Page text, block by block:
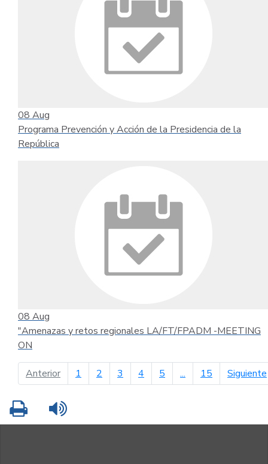
08 Aug
Programa Prevención y Acción de la Presidencia de la
República
08 Aug
"Amenazas y retos regionales LA/FT/FPADM -MEETING
ON
Anteriorpágina anterior
1 2 3 4 5 ... 15 Siguiente
Imprimir